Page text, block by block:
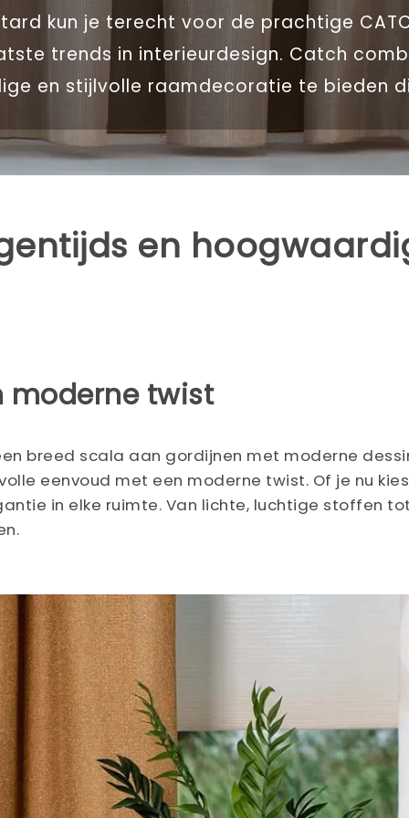
kun je terecht voor de prachtige
trends in interieurdesign. Catch
en stijlvolle raamdecoratie te bieden
en
moderne twist
breed scala aan gordijnen met moderne
eenvoud met een moderne twist. Of je nu
in elke ruimte. Van lichte, luchtige stoffen